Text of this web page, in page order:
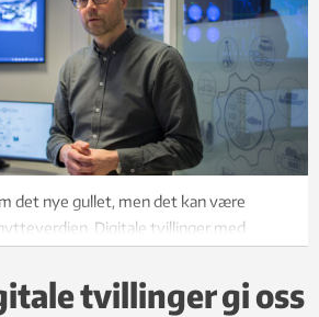
det nye gullet, men det kan være
Digitale tvillinger med
Jan Tore Fagertun. Foto: Guro
tvillinger gi oss